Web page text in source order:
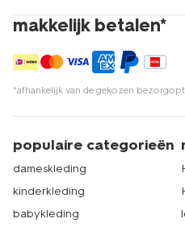
makkelijk betalen*
*afhankelijk van de gekozen
populaire categorieën
dameskleding
kinderkleding
babykleding